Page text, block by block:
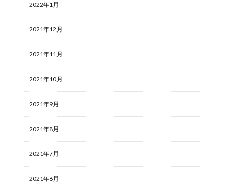
2022年1月
2021年12月
2021年11月
2021年10月
2021年9月
2021年8月
2021年7月
2021年6月